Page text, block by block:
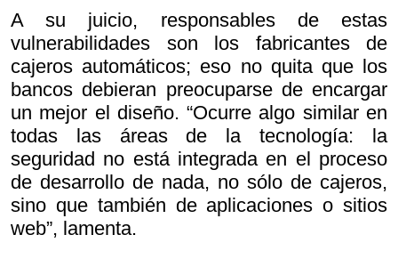
A su juicio, responsables de estas
vulnerabilidades son los fabricantes de
cajeros automáticos; eso no quita que los
bancos debieran preocuparse de encargar
un mejor el diseño. “Ocurre algo similar en
todas las áreas de la tecnología: la
seguridad no está integrada en el proceso
de desarrollo de nada, no sólo de cajeros,
sino que también de aplicaciones o sitios
web”, lamenta.